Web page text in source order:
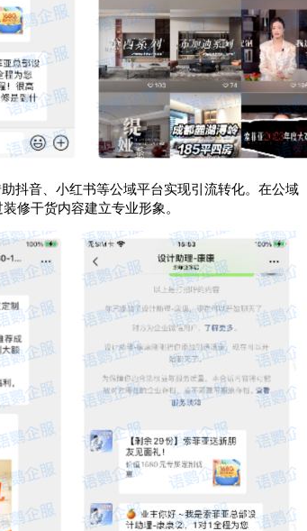
抖音、小红书等公域平台实现引流转化。在公域
修干货内容建立专业形象。